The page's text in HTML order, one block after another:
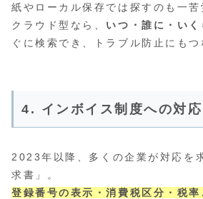
紙やローカル保存では探すのも一苦
クラウド型なら、 いつ・誰に・い
ぐに検索でき、トラブル防止にもつ
4. インボイス制度への対応
2023年以降、多くの企業が対応を
求書」。
登録番号の表示・消費税区分・税